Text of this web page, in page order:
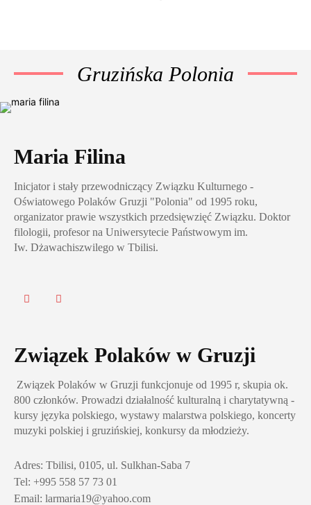
Gruzińska Polonia
Maria Filina
Inicjator i stały przewodniczący Związku Kulturnego -
Oświatowego Polaków Gruzji "Polonia" od 1995 roku,
organizator prawie wszystkich przedsięwzięć Związku. Doktor
filologii, profesor na Uniwersytecie Państwowym im.
Iw. Dżawachiszwilego w Tbilisi.
Związek Polaków w Gruzji
Związek Polaków w Gruzji funkcjonuje od 1995 r, skupia ok.
800 członków. Prowadzi działalność kulturalną i charytatywną -
kursy języka polskiego, wystawy malarstwa polskiego, koncerty
muzyki polskiej i gruzińskiej, konkursy da młodzieży.
Adres: Tbilisi, 0105, ul. Sulkhan-Saba 7
Tel: +995 558 57 73 01
Email: larmaria19@yahoo.com